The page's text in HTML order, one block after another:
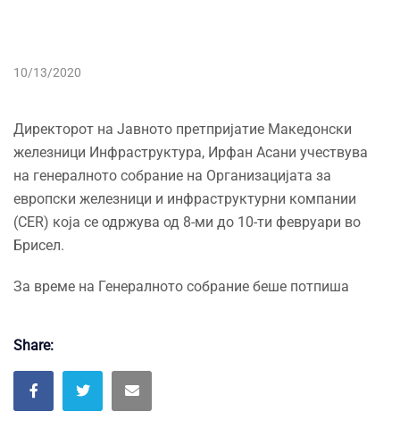
10/13/2020
Директорот на Јавното претпријатие Македонски
железници Инфраструктура, Ирфан Асани учествува
на генералното собрание на Организацијата за
европски железници и инфраструктурни компании
(CER) која се одржува од 8-ми до 10-ти февруари во
Брисел.
За време на Генералното собрание беше потпиша
Share: